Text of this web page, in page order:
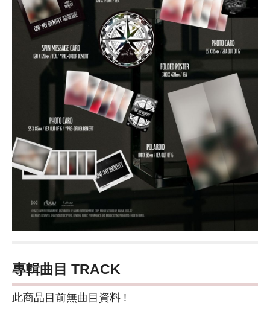
專輯曲目 TRACK
此商品目前無曲目資料 !